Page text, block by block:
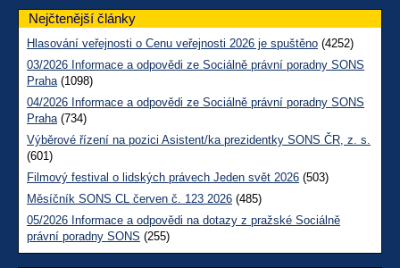
Nejčtenější články
Hlasování veřejnosti o Cenu veřejnosti 2026 je spuštěno (4252)
03/2026 Informace a odpovědi ze Sociálně právní poradny SONS
Praha(1098)
04/2026 Informace a odpovědi ze Sociálně právní poradny SONS
Praha(734)
Výběrové řízení na pozici Asistent/ka prezidentky SONS ČR, z. s.
(601)
Filmový festival o lidských právech Jeden svět 2026 (503)
Měsíčník SONS CL červen č. 123 2026 (485)
05/2026 Informace a odpovědi na dotazy z pražské Sociálně
právní poradny SONS (255)